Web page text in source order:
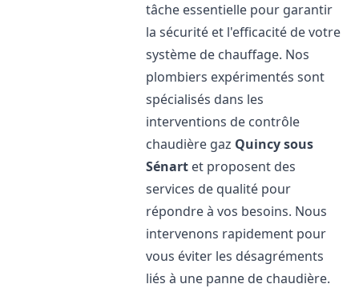
tâche essentielle pour garantir
la sécurité et l'efficacité de votre
système de chauffage. Nos
plombiers expérimentés sont
spécialisés dans les
interventions de contrôle
chaudière gaz Quincy sous
Sénart et proposent des
services de qualité pour
répondre à vos besoins. Nous
intervenons rapidement pour
vous éviter les désagréments
liés à une panne de chaudière.